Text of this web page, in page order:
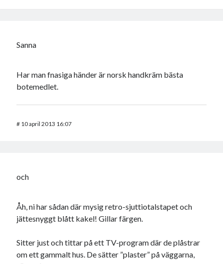
WordPress.org
Pejpalla!
Swish: 070-8885542
Sanna
Har man fnasiga händer är norsk handkräm bästa
botemedlet.
# 10 april 2013 16:07
och
Åh, ni har sådan där mysig retro-sjuttiotalstapet och
jättesnyggt blått kakel! Gillar färgen.
Sitter just och tittar på ett TV-program där de plåstrar
om ett gammalt hus. De sätter ”plaster” på väggarna,